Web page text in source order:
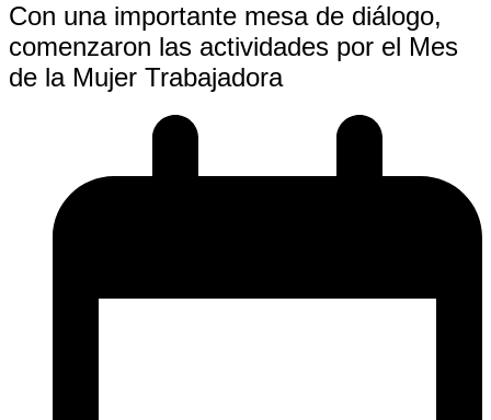
Con una importante mesa de diálogo,
comenzaron las actividades por el Mes
de la Mujer Trabajadora